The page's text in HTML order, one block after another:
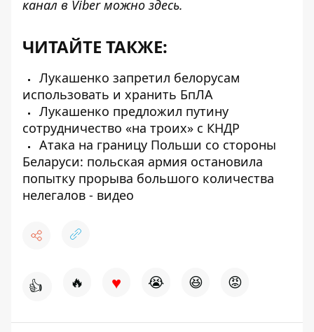
канал в Viber можно здесь.
ЧИТАЙТЕ ТАКЖЕ:
Лукашенко запретил белорусам
использовать и хранить БпЛА
Лукашенко предложил путину
сотрудничество «на троих» с КНДР
Атака на границу Польши со стороны
Беларуси: польская армия остановила
попытку прорыва большого количества
нелегалов - видео
👍 🔥 ♥ 😭 😆 😡